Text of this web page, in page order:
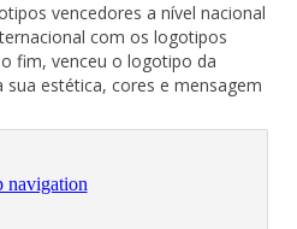
vencedores a nível nacional
com os logotipos
fim, venceu o logotipo da
sua estética, cores e mensagem